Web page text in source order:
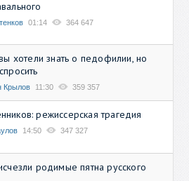
01:14 364 647
хотели знать о педофилии, но
Крылов 11:30 359 357
режиссерская трагедия
14:50 347 327
родимые пятна русского